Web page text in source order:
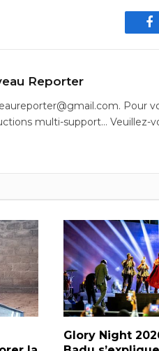
Reporter
Pour
multi-support… Veuillez-
Glory Night